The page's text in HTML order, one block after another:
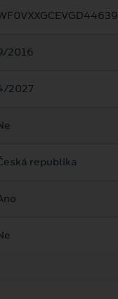
2016
2027
republika